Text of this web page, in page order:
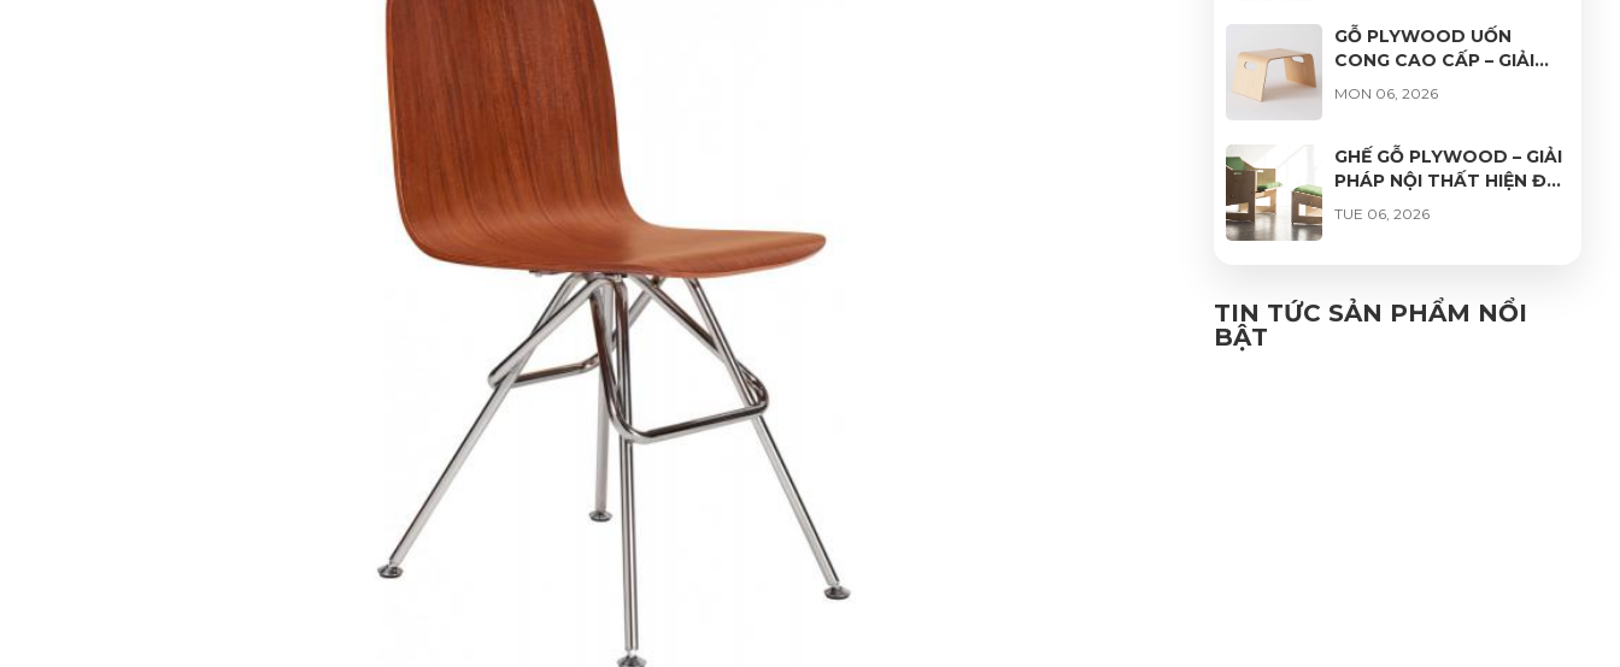
GỖ PLYWOOD UỐN
CONG CAO CẤP – GIẢI
PHÁP HOÀN HẢO CHO
THIẾT KẾ NỘI THẤT HIỆN
MON 06, 2026
GHẾ GỖ PLYWOOD – GIẢI
PHÁP NỘI THẤT HIỆN ĐẠI,
BỀN ĐẸP VÀ THƯ GIÃN
TUE 06, 2026
PHỦ VENEER CAO CẤP –
VẺ ĐẸP TỰ NHIÊN, ĐỘ
TIN TỨC SẢN PHẨM NỔI
BẬT